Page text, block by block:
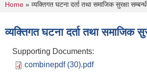
You are here
Home » व्यक्तिगत घटना दर्ता तथा समाजिक सुरक्षा
व्यक्तिगत घटना दर्ता तथा समाजिक
Supporting Documents:
combinepdf (30).pdf